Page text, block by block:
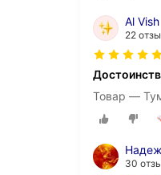
Al Vish
22
Товар —
30